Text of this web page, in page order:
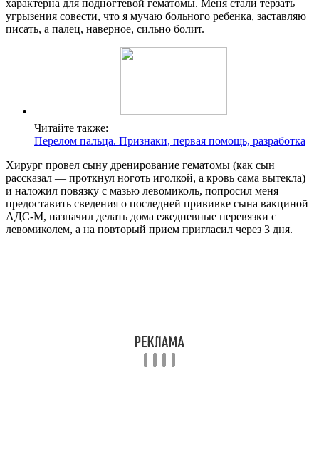
характерна для подногтевой гематомы. Меня стали терзать
угрызения совести, что я мучаю больного ребенка, заставляю
писать, а палец, наверное, сильно болит.
Читайте также:
Перелом пальца. Признаки, первая помощь, разработка
Хирург провел сыну дренирование гематомы (как сын
рассказал — проткнул ноготь иголкой, а кровь сама вытекла)
и наложил повязку с мазью левомиколь, попросил меня
предоставить сведения о последней прививке сына вакциной
АДС-М, назначил делать дома ежедневные перевязки с
левомиколем, а на повторый прием пригласил через 3 дня.